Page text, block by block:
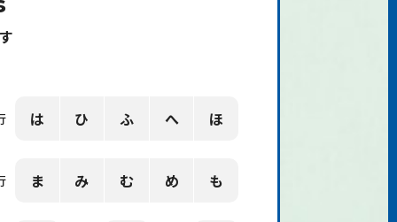
は ひ ふ へ ほ
ま み む め も